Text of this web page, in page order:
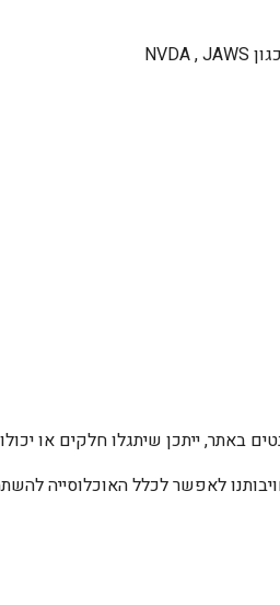
NVDA , JAWS
באתר, ייתכן שיתגלו חלקים או
לאפשר לכלל האוכלוסייה